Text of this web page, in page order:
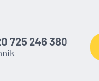
725 246 380